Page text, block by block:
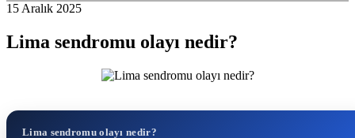
15 Aralık 2025
Lima sendromu olayı nedir?
Lima sendromu olayı nedir?